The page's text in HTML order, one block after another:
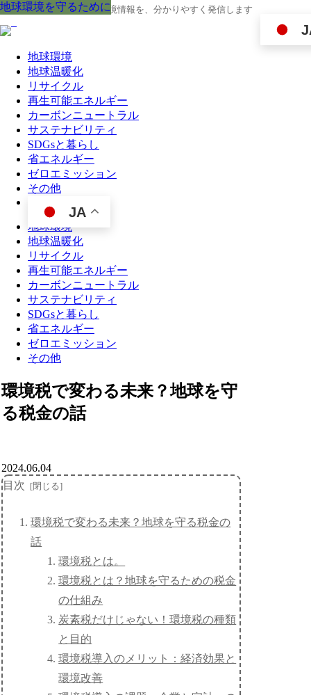
地球の今と未来に役立つ環境情報を、分かりやすく発信します
地球環境
地球温暖化
リサイクル
再生可能エネルギー
カーボンニュートラル
サステナビリティ
SDGsと暮らし
省エネルギー
ゼロエミッション
その他
JA
地球環境
地球温暖化
リサイクル
再生可能エネルギー
カーボンニュートラル
サステナビリティ
SDGsと暮らし
省エネルギー
ゼロエミッション
その他
環境税で変わる未来？地球を守
る税金の話
地球環境を守るために
2024.06.04
目次
環境税で変わる未来？地球を守る税金の
話
環境税とは。
環境税とは？地球を守るための税金
の仕組み
炭素税だけじゃない！環境税の種類
と目的
環境税導入のメリット：経済効果と
環境改善
地球環境を守るために
地球環境を守るために
地球環境を守るために
地球環境を守るために
地球環境を守るために
地球環境を守るために
地球環境を守るために
地球環境を守るために